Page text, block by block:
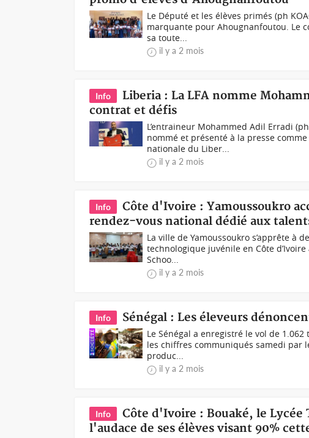
Le Député et les élèves primés (ph
marquante pour Ahougnanfoutou. Le
sa toute...
il y a 2 mois
Info
Liberia : La LFA nomme
contrat et défis
L’entraineur Mohammed Adil Erradi
nommé et présenté à la presse
nationale du Liber...
il y a 2 mois
Info
Côte d'Ivoire : Yamoussoukro
rendez-vous national dédié aux
La ville de Yamoussoukro s’apprête à
technologique juvénile en Côte
Schoo...
il y a 2 mois
Info Sénégal : Les éleveurs
Le Sénégal a enregistré le vol de
les chiffres communiqués samedi par
produc...
il y a 2 mois
Info
Côte d'Ivoire : Bouaké, le
l'audace de ses élèves visant 90%